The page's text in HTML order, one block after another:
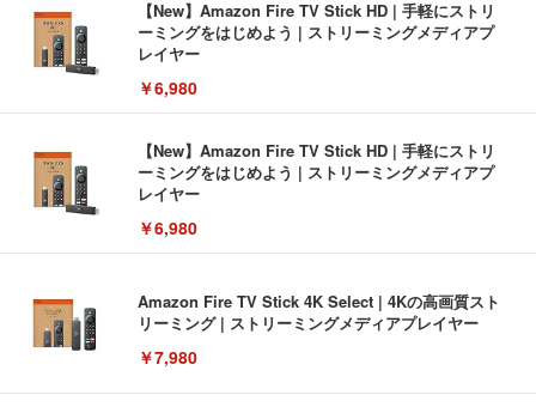
【New】Amazon Fire TV Stick HD | 手軽にストリ
ーミングをはじめよう | ストリーミングメディアプ
レイヤー
￥6,980
【New】Amazon Fire TV Stick HD | 手軽にストリ
ーミングをはじめよう | ストリーミングメディアプ
レイヤー
￥6,980
Amazon Fire TV Stick 4K Select | 4Kの高画質スト
リーミング | ストリーミングメディアプレイヤー
￥7,980